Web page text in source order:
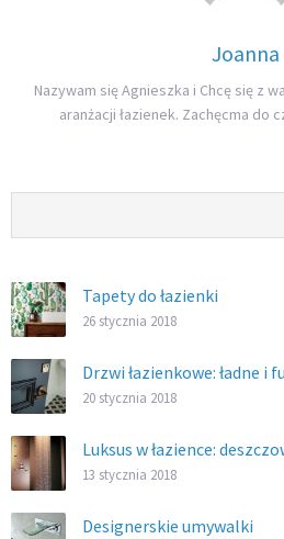
Joanna
Nazywam się Agnieszka i Chcę się z
aranżacji łazienek. Zachęcma do
Tapety do łazienki
26 stycznia 2018
Drzwi łazienkowe: ładne i
20 stycznia 2018
Luksus w łazience:
13 stycznia 2018
Designerskie umywalki